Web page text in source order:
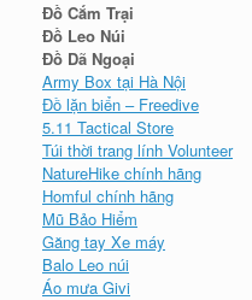
Đồ Cắm Trại
Đồ Leo Núi
Đồ Dã Ngoại
Army Box tại Hà Nội
Đồ lặn biển – Freedive
5.11 Tactical Store
Túi thời trang lính Volunteer
NatureHike chính hãng
Homful chính hãng
Mũ Bảo Hiểm
Găng tay Xe máy
Balo Leo núi
Áo mưa Givi